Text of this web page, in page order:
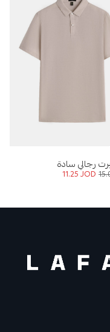
رجالي سادة
11.25JOD